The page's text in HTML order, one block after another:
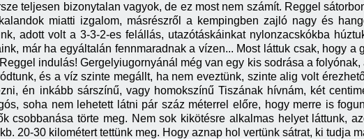
teljesen bizonytalan vagyok, de ez most nem számít. Reggel
miatti izgalom, másrészről a kempingben zajló nagy és
adott volt a 3-3-2-es felállás, utazótáskáinkat nylonzacskókba
már ha egyáltalán fennmaradnak a vízen... Most láttuk csak, hogy a
indulás! Gergelyiugornyánál még van egy kis sodrása a
és a víz szinte megállt, ha nem eveztünk, szinte alig volt
én inkább sárszínű, vagy homokszínű Tiszának hívnám, két
soha nem lehetett látni pár száz méterrel előre, hogy merre is
csobbanása törte meg. Nem sok kikötésre alkalmas helyet láttunk,
20-30 kilométert tettünk meg. Hogy aznap hol vertünk sátrat, ki tudja